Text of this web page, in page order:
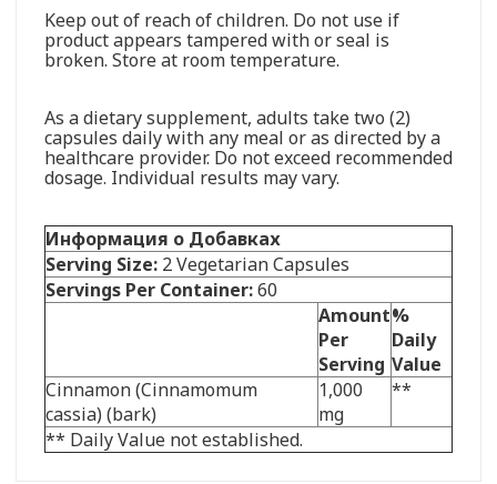
Keep out of reach of children. Do not use if
product appears tampered with or seal is
broken. Store at room temperature.
As a dietary supplement, adults take two (2)
capsules daily with any meal or as directed by a
healthcare provider. Do not exceed recommended
dosage. Individual results may vary.
Информация о Добавках
Serving Size: 2 Vegetarian Capsules
Servings Per Container:60
Amount
Per
Serving
%
Daily
Value
Cinnamon (Cinnamomum
cassia) (bark)
1,000
mg
**
** Daily Value not established.